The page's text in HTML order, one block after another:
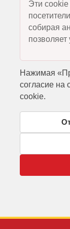
Эти cookie
собирая
Нажимая
согласие на
cookie.